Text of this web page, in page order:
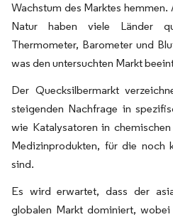
Wachstum des Marktes
Natur haben viele Länder
Thermometer, Barometer und
was den untersuchten Markt
Der Quecksilbermarkt
steigenden Nachfrage in
wie Katalysatoren in
Medizinprodukten, für die noch
sind.
Es wird erwartet, dass der
globalen Markt dominiert,